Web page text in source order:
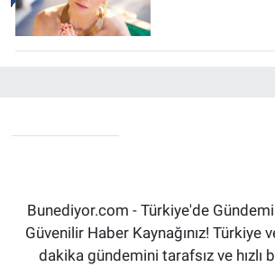
Bunediyor.com - Türkiye'de
Güvenilir Haber Kaynağınız! Türkiye
dakika gündemini tarafsız ve hızlı